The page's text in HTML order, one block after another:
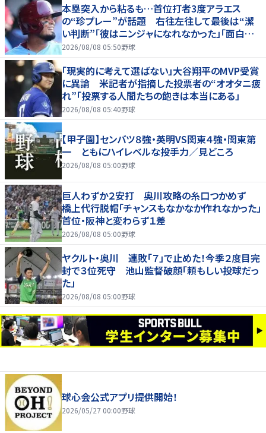
本塁突入から粘るも…首位打者3度アラエス
の“珍プレー”が話題 右往左往して最後は“潔
い判断”「彼はニンジャになれなかった」「面白すぎ
る」
2026/08/08 05:50野球
「現実的に考えて選ばない」大谷翔平のMVP受賞
に異論 米記者が指摘した投票者の“オオタニ疲
れ”「投票する人間たちの飽きは本当にある」
2026/08/08 05:40野球
【甲子園】センバツ８強・英明VS関東４強・関東第
一 ともにハイレベルな投手力／見どころ
2026/08/08 05:00野球
巨人わずか２安打 奥川攻略の糸口つかめず
橋上代行脱帽「チャンスもなかなか作れなかった」
首位・阪神と変わらず１差
2026/08/08 05:00野球
ヤクルト・奥川 連敗「７」で止めた！今季２度目完
封で３位死守 池山監督破顔「頼もしい投球だっ
た」
2026/08/08 05:00野球
球心会公式アプリ提供開始！
2026/05/27 00:00野球